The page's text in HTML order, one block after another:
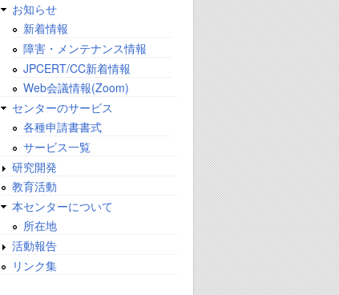
お知らせ
新着情報
障害・メンテナンス情報
JPCERT/CC新着情報
Web会議情報(Zoom)
センターのサービス
各種申請書書式
サービス一覧
研究開発
教育活動
本センターについて
所在地
活動報告
リンク集